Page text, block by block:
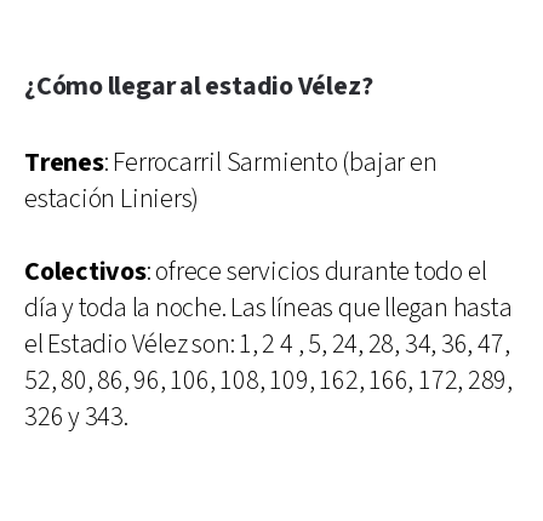
¿Cómo llegar al estadio Vélez?
Trenes: Ferrocarril Sarmiento (bajar en
estación Liniers)
Colectivos: ofrece servicios durante todo el
día y toda la noche. Las líneas que llegan hasta
el Estadio Vélez son: 1, 2 4 , 5, 24, 28, 34, 36, 47,
52, 80, 86, 96, 106, 108, 109, 162, 166, 172, 289,
326 y 343.